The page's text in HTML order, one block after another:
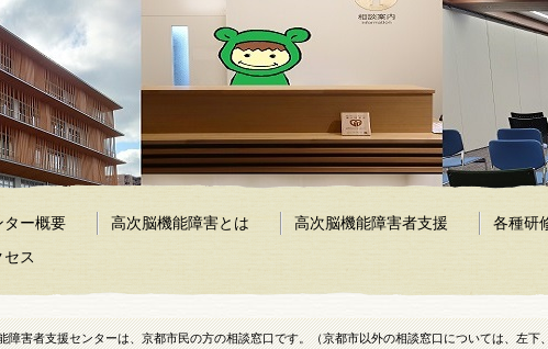
障害者支援センターは、京都市民の方の相談窓口です。（京都市以外の相談窓口については、左下
ター概要 高次脳機能障害とは 高次脳機能障害者支援 各種研
セス